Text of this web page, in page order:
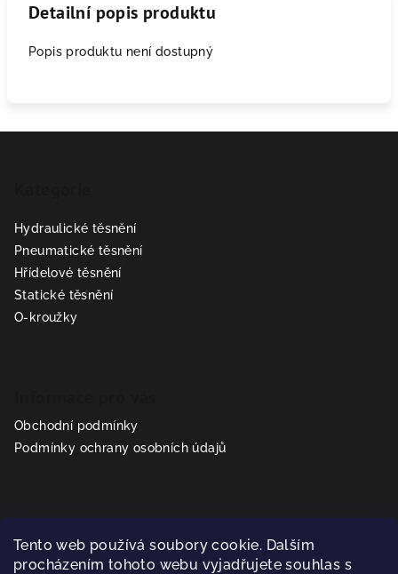
Tento web používá soubory cookie. Dalším
procházením tohoto webu vyjadřujete souhlas s
Detailní popis produktu
Popis produktu není dostupný
Hydraulické těsnění
Pneumatické těsnění
Hřídelové těsnění
Statické těsnění
O-kroužky
Obchodní podmínky
Podmínky ochrany osobních údajů
prodej @
sealparts.cz